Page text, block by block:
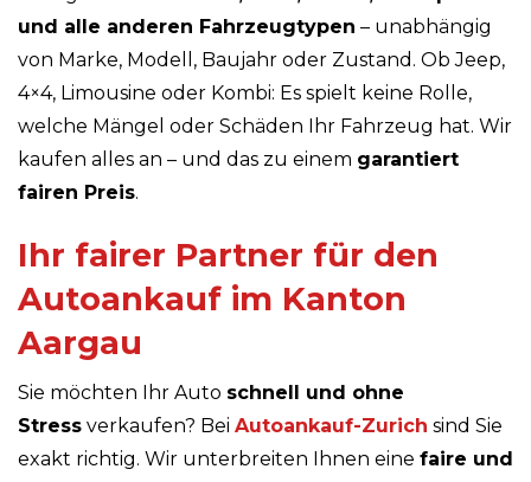
und alle anderen Fahrzeugtypen – unabhängig
von Marke, Modell, Baujahr oder Zustand. Ob Jeep,
4×4, Limousine oder Kombi: Es spielt keine Rolle,
welche Mängel oder Schäden Ihr Fahrzeug hat. Wir
kaufen alles an – und das zu einem garantiert
fairen Preis.
Ihr fairer Partner für den
Autoankauf im Kanton
Aargau
Sie möchten Ihr Auto schnell und ohne
Stress verkaufen? Bei Autoankauf-Zurich sind Sie
exakt richtig. Wir unterbreiten Ihnen eine faire und